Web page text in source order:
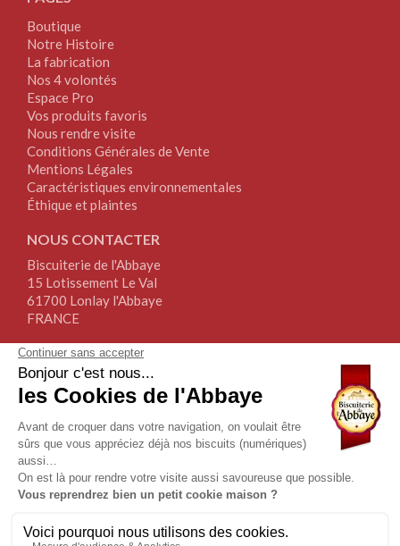
Boutique
Notre Histoire
La fabrication
Nos 4 volontés
Espace Pro
Vos produits favoris
Nous rendre visite
Conditions Générales de Vente
Mentions Légales
Caractéristiques environnementales
Éthique et plaintes
NOUS CONTACTER
Biscuiterie de l'Abbaye
15 Lotissement Le Val
61700 Lonlay l'Abbaye
FRANCE
Tél.+33(0)2.33.30.64.64
Fax+33(0)2.76.34.17.67
NOUS SUIVRE
NEWSLETTER